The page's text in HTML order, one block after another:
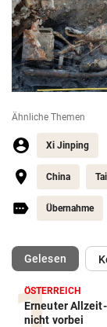
Ähnliche Themen
Xi Jinping
China
Übernahme
Gelesen
ÖSTERREICH
Erneuter
nicht vorbei